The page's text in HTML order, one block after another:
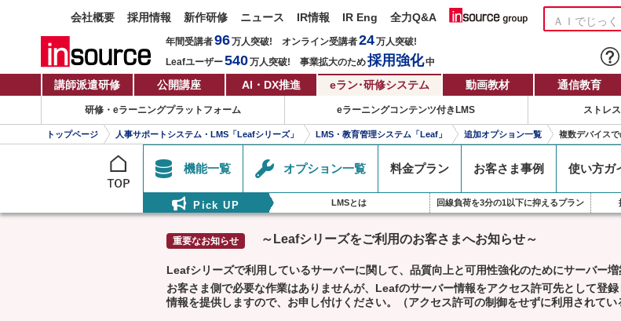
会社概要 採用情報 新作研修 ニュース IR情報 IR Eng 全力Q&A
年間受講者96万人突破! オンライン受講者24万人突破!
Leafユーザー540万人突破! 事業拡大のため採用強化中
講師派遣研修 公開講座 AI・DX推進 eラン・研修システム 動画教材 通信教育
研修・eラーニングプラットフォーム eラーニングコンテンツ付きLMS ストレ
トップページ 人事サポートシステム・LMS「Leafシリーズ」 LMS・教育管理システム「Leaf」 追加オプション一覧 複数デバイスで
機能一覧 オプション一覧 料金プラン お客さま事例 使い方ガ
Pick UP LMSとは 回線負荷を3分の1以下に抑えるプラン
～Leafシリーズをご利用のお客さまへお知らせ～
Leafシリーズで利用しているサーバーに関して、品質向上と可用性強化のためにサーバー
お客さま側で必要な作業はありませんが、Leafのサーバー情報をアクセス許可先として登
情報を提供しますので、お申し付けください。（アクセス許可の制御をせずに利用されてい